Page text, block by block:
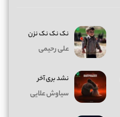
نک نک نک نزن
علی رحیمی
نشد بری آخر
سیاوش علایی